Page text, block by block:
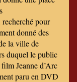
pour
donné des
la ville de
duquel le public
Jeanne d’Arc
paru en DVD